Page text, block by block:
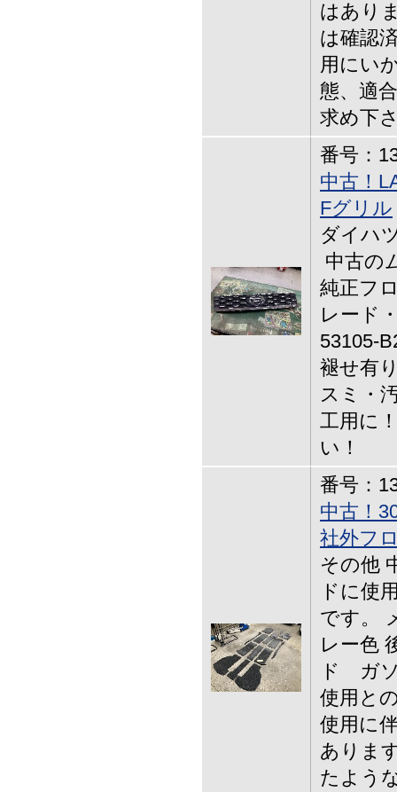
はあり
は確認
用にい
態、適
求め下
番号：
中古！
Fグリル
ダイハ
中古の
純正フ
レード
53105-
褪せ有
スミ・
工用に
い！
番号：
中古！
社外フ
その他
ドに使
です。
レー色
ド ガ
使用と
使用に
ありま
たよう